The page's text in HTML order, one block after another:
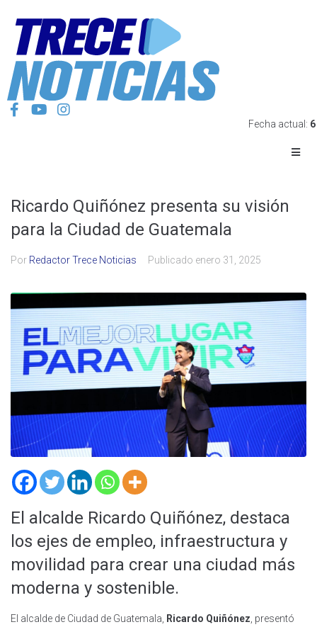
Fecha actual:
Ricardo Quiñónez presenta su visión
para la Ciudad de Guatemala
Por Redactor Trece Noticias Publicado enero 31, 2025
El alcalde Ricardo Quiñónez, destaca
los ejes de empleo, infraestructura y
movilidad para crear una ciudad más
moderna y sostenible.
El alcalde de Ciudad de Guatemala, Ricardo Quiñónez , presentó